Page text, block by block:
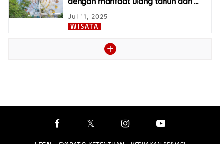
WISATA
Jul 11, 2025